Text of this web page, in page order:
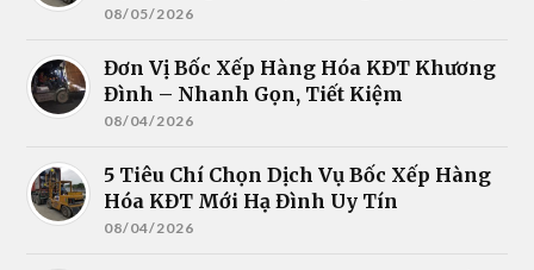
08/05/2026
Đơn Vị Bốc Xếp Hàng Hóa KĐT Khương
Đình – Nhanh Gọn, Tiết Kiệm
08/04/2026
5 Tiêu Chí Chọn Dịch Vụ Bốc Xếp Hàng
Hóa KĐT Mới Hạ Đình Uy Tín
08/04/2026